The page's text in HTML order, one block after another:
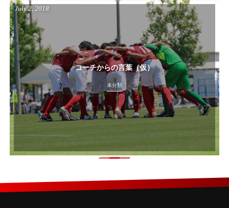
コーチからの言葉（仮）
July 2, 2018
未分類